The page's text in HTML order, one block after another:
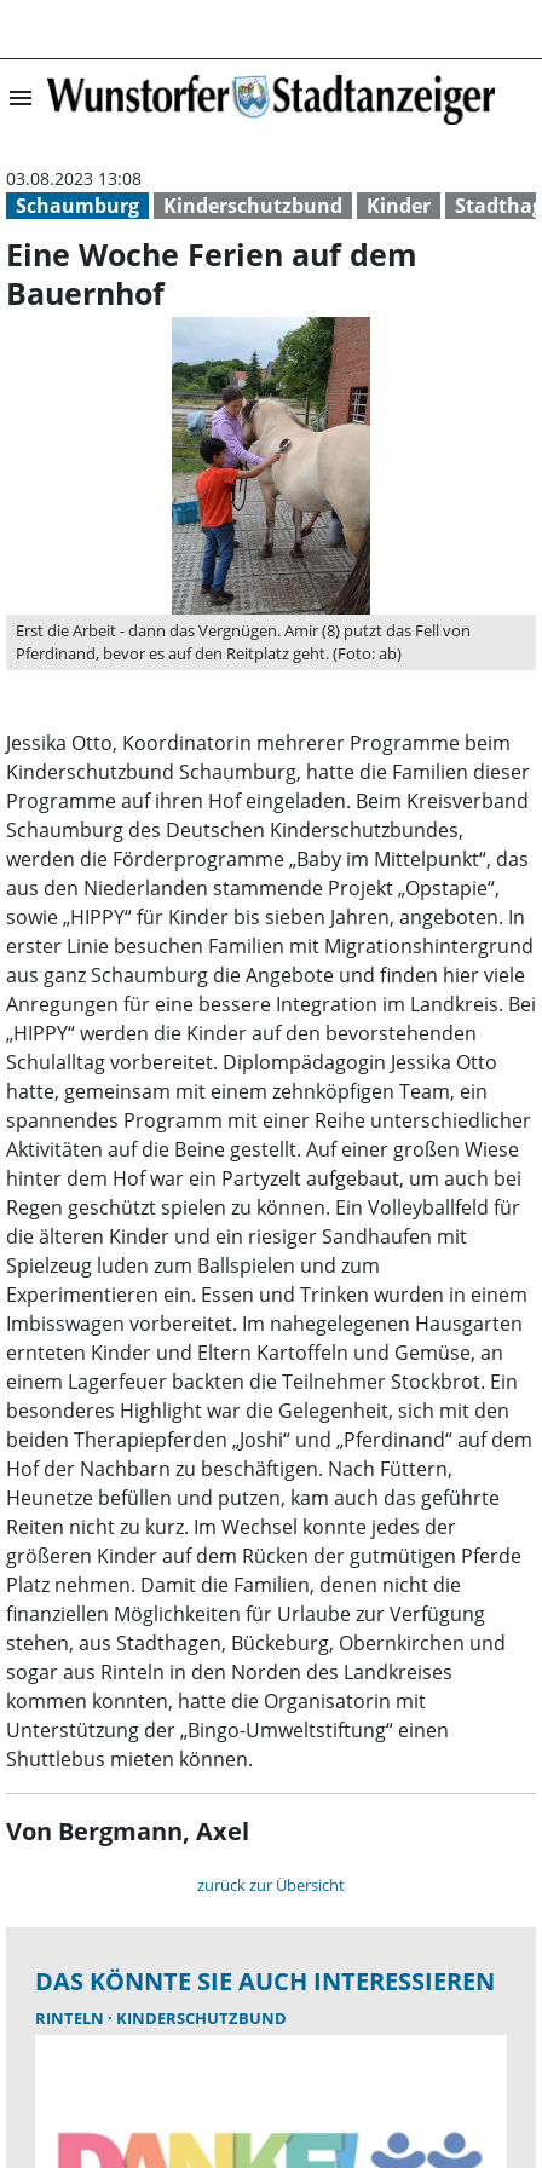
menu Eine Woche
Schaumburg Kinderschutzbund Kinder
03.08.2023 13:08
Eine Woche Ferien auf dem
Bauernhof
Erst die Arbeit - dann das Vergnügen. Amir (8) putzt das Fell von
Pferdinand, bevor es auf den Reitplatz geht. (Foto: ab)
Jessika Otto, Koordinatorin mehrerer Programme beim
Kinderschutzbund Schaumburg, hatte die Familien dieser
Programme auf ihren Hof eingeladen. Beim Kreisverband
Schaumburg des Deutschen Kinderschutzbundes,
werden die Förderprogramme „Baby im Mittelpunkt“, das
aus den Niederlanden stammende Projekt „Opstapie“,
sowie „HIPPY“ für Kinder bis sieben Jahren, angeboten. In
erster Linie besuchen Familien mit Migrationshintergrund
aus ganz Schaumburg die Angebote und finden hier viele
Anregungen für eine bessere Integration im Landkreis. Bei
„HIPPY“ werden die Kinder auf den bevorstehenden
Schulalltag vorbereitet. Diplompädagogin Jessika Otto
hatte, gemeinsam mit einem zehnköpfigen Team, ein
spannendes Programm mit einer Reihe unterschiedlicher
Aktivitäten auf die Beine gestellt. Auf einer großen Wiese
hinter dem Hof war ein Partyzelt aufgebaut, um auch bei
Regen geschützt spielen zu können. Ein Volleyballfeld für
die älteren Kinder und ein riesiger Sandhaufen mit
Spielzeug luden zum Ballspielen und zum
Experimentieren ein. Essen und Trinken wurden in einem
Imbisswagen vorbereitet. Im nahegelegenen Hausgarten
ernteten Kinder und Eltern Kartoffeln und Gemüse, an
einem Lagerfeuer backten die Teilnehmer Stockbrot. Ein
besonderes Highlight war die Gelegenheit, sich mit den
beiden Therapiepferden „Joshi“ und „Pferdinand“ auf dem
Hof der Nachbarn zu beschäftigen. Nach Füttern,
Heunetze befüllen und putzen, kam auch das geführte
Reiten nicht zu kurz. Im Wechsel konnte jedes der
größeren Kinder auf dem Rücken der gutmütigen Pferde
Platz nehmen. Damit die Familien, denen nicht die
finanziellen Möglichkeiten für Urlaube zur Verfügung
stehen, aus Stadthagen, Bückeburg, Obernkirchen und
sogar aus Rinteln in den Norden des Landkreises
kommen konnten, hatte die Organisatorin mit
Unterstützung der „Bingo-Umweltstiftung“ einen
Shuttlebus mieten können.
Von Bergmann, Axel
zurück zur Übersicht
DAS KÖNNTE SIE AUCH INTERESSIEREN
RINTELN KINDERSCHUTZBUND